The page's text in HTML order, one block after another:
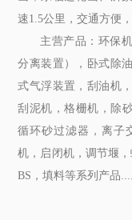
速1.5公里，交通方便
主营产品：环保
分离装置），卧式除
式气浮装置，刮油机
刮泥机，格栅机，除
循环砂过滤器，离子
机，启闭机，调节堰
BS，填料等系列产品